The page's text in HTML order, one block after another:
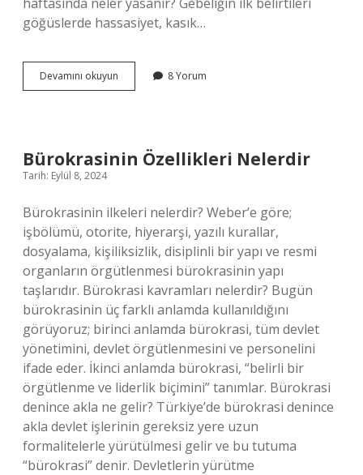
göğüslerde hassasiyet, kasık…
Devamını okuyun
Haftalık
8 Yorum
Bürokrasinin Özellikleri Nelerdir
Tarih: Eylül 8, 2024
Bürokrasinin ilkeleri nelerdir? Weber’e göre;
işbölümü, otorite, hiyerarşi, yazılı kurallar,
dosyalama, kişiliksizlik, disiplinli bir yapı ve resmi
organların örgütlenmesi bürokrasinin yapı
taşlarıdır. Bürokrasi kavramları nelerdir? Bugün
bürokrasinin üç farklı anlamda kullanıldığını
görüyoruz; birinci anlamda bürokrasi, tüm devlet
yönetimini, devlet örgütlenmesini ve personelini
ifade eder. İkinci anlamda bürokrasi, “belirli bir
örgütlenme ve liderlik biçimini” tanımlar. Bürokrasi
denince akla ne gelir? Türkiye’de bürokrasi denince
akla devlet işlerinin gereksiz yere uzun
formalitelerle yürütülmesi gelir ve bu tutuma
“bürokrasi” denir. Devletlerin yürütme